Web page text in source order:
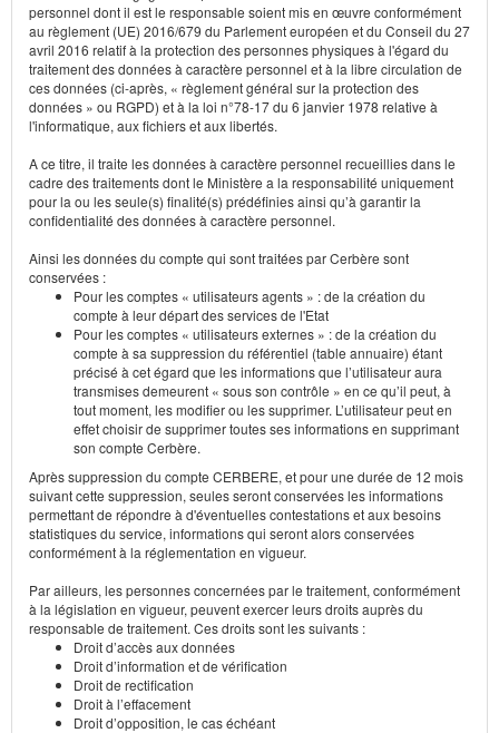
personnel dont il est le responsable soient mis en œuvre conformément
au règlement (UE) 2016/679 du Parlement européen et du Conseil du 27
avril 2016 relatif à la protection des personnes physiques à l'égard du
traitement des données à caractère personnel et à la libre circulation de
ces données (ci-après, « règlement général sur la protection des
données » ou RGPD) et à la loi n°78-17 du 6 janvier 1978 relative à
l'informatique, aux fichiers et aux libertés.
A ce titre, il traite les données à caractère personnel recueillies dans le
cadre des traitements dont le Ministère a la responsabilité uniquement
pour la ou les seule(s) finalité(s) prédéfinies ainsi qu’à garantir la
confidentialité des données à caractère personnel.
Ainsi les données du compte qui sont traitées par Cerbère sont
conservées :
Pour les comptes « utilisateurs agents » : de la création du
compte à leur départ des services de l'Etat
Pour les comptes « utilisateurs externes » : de la création du
compte à sa suppression du référentiel (table annuaire) étant
précisé à cet égard que les informations que l’utilisateur aura
transmises demeurent « sous son contrôle » en ce qu’il peut, à
tout moment, les modifier ou les supprimer. L’utilisateur peut en
effet choisir de supprimer toutes ses informations en supprimant
son compte Cerbère.
Après suppression du compte CERBERE, et pour une durée de 12 mois
suivant cette suppression, seules seront conservées les informations
permettant de répondre à d'éventuelles contestations et aux besoins
statistiques du service, informations qui seront alors conservées
conformément à la réglementation en vigueur.
Par ailleurs, les personnes concernées par le traitement, conformément
à la législation en vigueur, peuvent exercer leurs droits auprès du
responsable de traitement. Ces droits sont les suivants :
Droit d’accès aux données
Droit d’information et de vérification
Droit de rectification
Droit à l’effacement
Droit d’opposition, le cas échéant